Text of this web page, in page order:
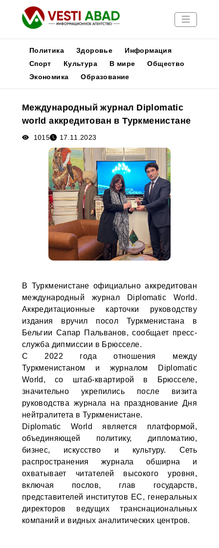
Новости
Медиа
Афиша
Политика Здоровье
Информация
Спорт
Культура В мире
Общество
Экономика
Образование
Международный журнал Diplomatic
world аккредитован в Туркменистане
1015 17.11.2023
В Туркменистане официально аккредитован
международный журнал Diplomatic World.
Аккредитационные карточки руководству
издания вручил посол Туркменистана в
Бельгии Сапар Пальванов, сообщает пресс-
служба дипмиссии в Брюсселе.
С 2022 года отношения между
Туркменистаном и журналом Diplomatic
World, со штаб-квартирой в Брюсселе,
значительно укрепились после визита
руководства журнала на празднование Дня
нейтралитета в Туркменистане.
Diplomatic World является платформой,
объединяющей политику, дипломатию,
бизнес, искусство и культуру. Сеть
распространения журнала обширна и
охватывает читателей высокого уровня,
включая послов, глав государств,
представителей институтов ЕС, генеральных
директоров ведущих транснациональных
компаний и видных аналитических центров.